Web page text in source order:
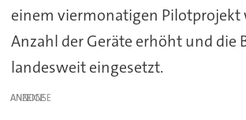
einem viermonatigen Pilotprojekt
Anzahl der Geräte erhöht und die
landesweit eingesetzt.
ANZEIGE